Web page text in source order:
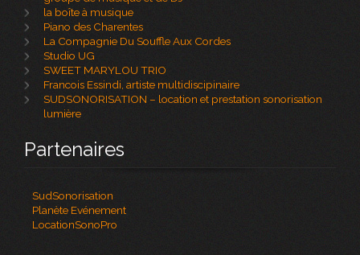
la boîte à musique
Piano des Charentes
La Compagnie Du Souffle Aux Cordes
Studio UG
SWEET MARYLOU TRIO
Francois Essindi, artiste multidiscipinaire
SUDSONORISATION – location et prestation sonorisation
lumière
Partenaires
SudSonorisation
Planète Evénement
LocationSonoPro